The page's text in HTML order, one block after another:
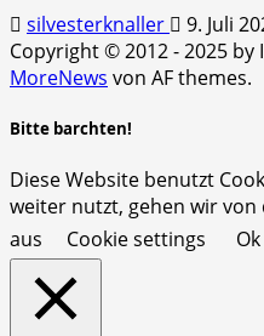
silvesterknaller
9. Juli
Copyright © 2012 - 2025
MoreNews von AF themes.
Bitte barchten!
Diese Website benutzt
weiter nutzt, gehen wir
aus
Cookie settings Ok